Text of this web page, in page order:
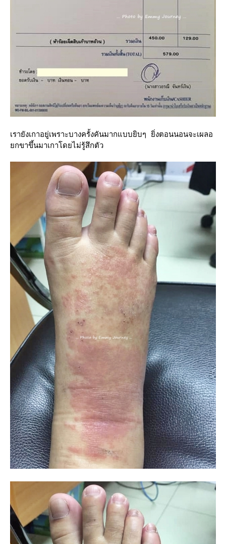
เรายังเกาอยู่เพราะบางครั้งคันมากแบบยิบๆ ยิ่งตอนนอนจะเผลอ
กขาขึ้นมาเกาโดยไม่รู้สึกตัว